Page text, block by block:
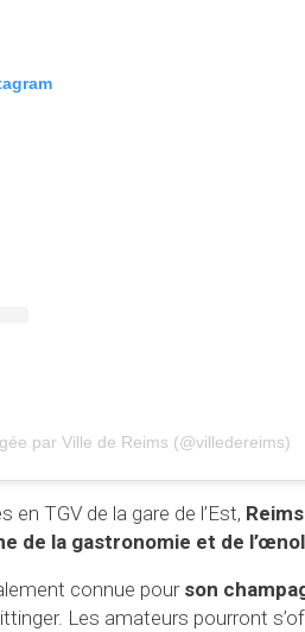
par Ville de Reims (@villedereims)
TGV de la gare de l’Est,
de la gastronomie et de
connue pour son
Les amateurs pourront